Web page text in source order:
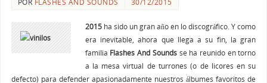
POR FLASHES AND SOUNDS 30/12/2015
2015ha sido un gran año en lo discográfico. Y como
era inevitable, ahora que llega a su fin, la gran
familia Flashes And Soundsse ha reunido en torno
a la mesa virtual de turrones (o de licores en su
defecto) para defender apasionadamente nuestros álbumes favoritos de